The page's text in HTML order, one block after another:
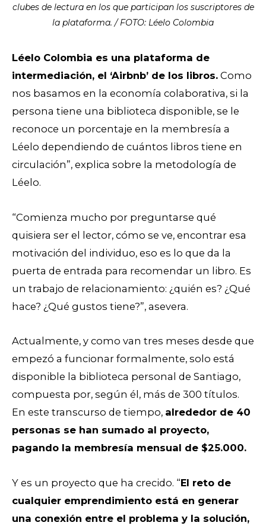
clubes de lectura en los que participan los suscriptores de
la plataforma. / FOTO: Léelo Colombia
Léelo Colombia es una plataforma de
intermediación, el ‘Airbnb’ de los libros. Como
nos basamos en la economía colaborativa, si la
persona tiene una biblioteca disponible, se le
reconoce un porcentaje en la membresía a
Léelo dependiendo de cuántos libros tiene en
circulación”, explica sobre la metodología de
Léelo.
“Comienza mucho por preguntarse qué
quisiera ser el lector, cómo se ve, encontrar esa
motivación del individuo, eso es lo que da la
puerta de entrada para recomendar un libro. Es
un trabajo de relacionamiento: ¿quién es? ¿Qué
hace? ¿Qué gustos tiene?”, asevera.
Actualmente, y como van tres meses desde que
empezó a funcionar formalmente, solo está
disponible la biblioteca personal de Santiago,
compuesta por, según él, más de 300 títulos.
En este transcurso de tiempo, alrededor de 40
personas se han sumado al proyecto,
pagando la membresía mensual de $25.000.
Y es un proyecto que ha crecido. “El reto de
cualquier emprendimiento está en generar
una conexión entre el problema y la solución,